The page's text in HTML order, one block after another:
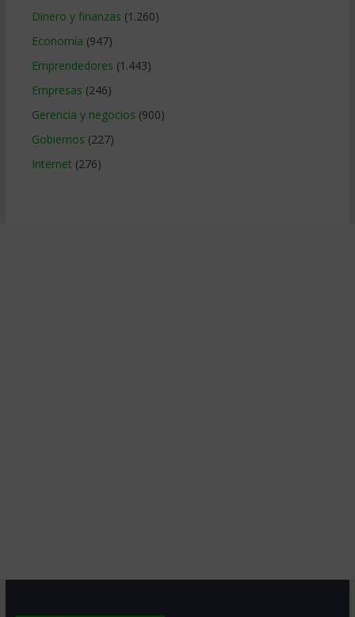
Dinero y finanzas (1.260)
Economía (947)
Emprendedores (1.443)
Empresas (246)
Gerencia y negocios (900)
Gobiernos (227)
Internet (276)